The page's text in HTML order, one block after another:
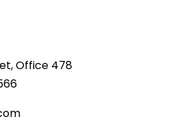
Office 478